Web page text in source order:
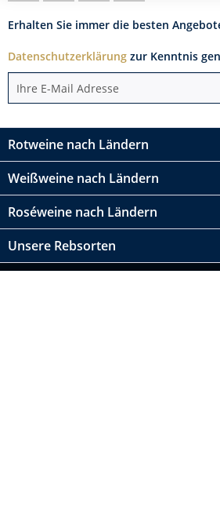
Erhalten Sie immer die besten
Datenschutzerklärung zur Kenntnis
Rotweine nach Ländern
Weißweine nach Ländern
Roséweine nach Ländern
Unsere Rebsorten